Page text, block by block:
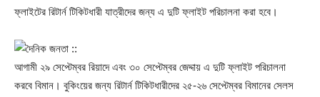
ফ্লাইটের রিটার্ন টিকিটধারী যাত্রীদের জন্য এ দুটি ফ্লাইট পরিচালনা করা হবে।
আগামী ২৯ সেপ্টেম্বর রিয়াদে এবং ৩০ সেপ্টেম্বর জেদ্দায় এ দুটি ফ্লাইট পরিচালনা
করবে বিমান। বুকিংয়ের জন্য রিটার্ন টিকিটধারীদের ২৫-২৬ সেপ্টেম্বর বিমানের সেলস